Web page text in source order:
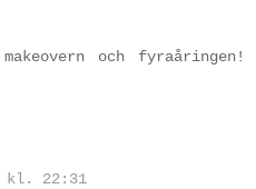
och fyraåringen!
kl. 22:31